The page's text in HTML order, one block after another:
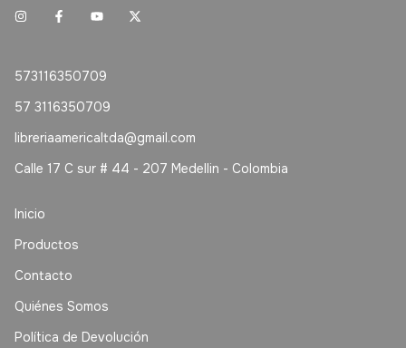
573116350709
57 3116350709
libreriaamericaltda@gmail.com
Calle 17 C sur # 44 - 207 Medellin - Colombia
Inicio
Productos
Contacto
Quiénes Somos
Política de Devolución